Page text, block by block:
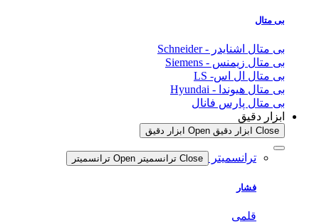
بی متال
بی متال اشنایدر - Schneider
بی متال زیمنس - Siemens
بی متال ال اس- LS
بی متال هیوندا - Hyundai
بی متال پارس فانال
ابزار دقیق
Close ابزار دقیق Open ابزار دقیق
ترانسمیتر Close ترانسمیتر Open ترانسمیتر
فشار
قلمی